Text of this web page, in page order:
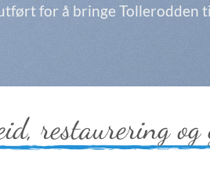
for å bringe Tollerodden
restaurering og